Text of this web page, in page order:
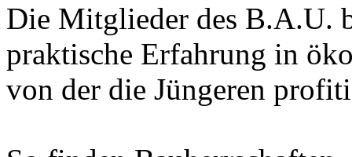
Die Mitglieder des B.A.U.
praktische Erfahrung in
von der die Jüngeren